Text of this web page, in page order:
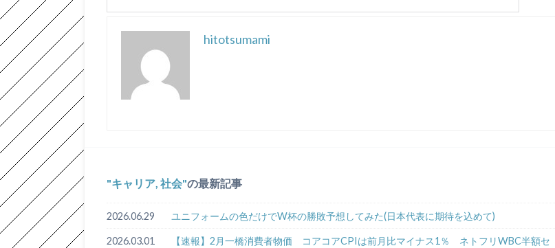
hitotsumami
キャリア, 社会 の最新記事
2026.06.29 ユニフォームの色だけでW杯の勝敗予想してみた(日本代表に期待を込めて)
2026.03.01
【速報】2月一橋消費者物価 コアコアCPIは前月比マイナス1％ ネトフリWBC半額セ